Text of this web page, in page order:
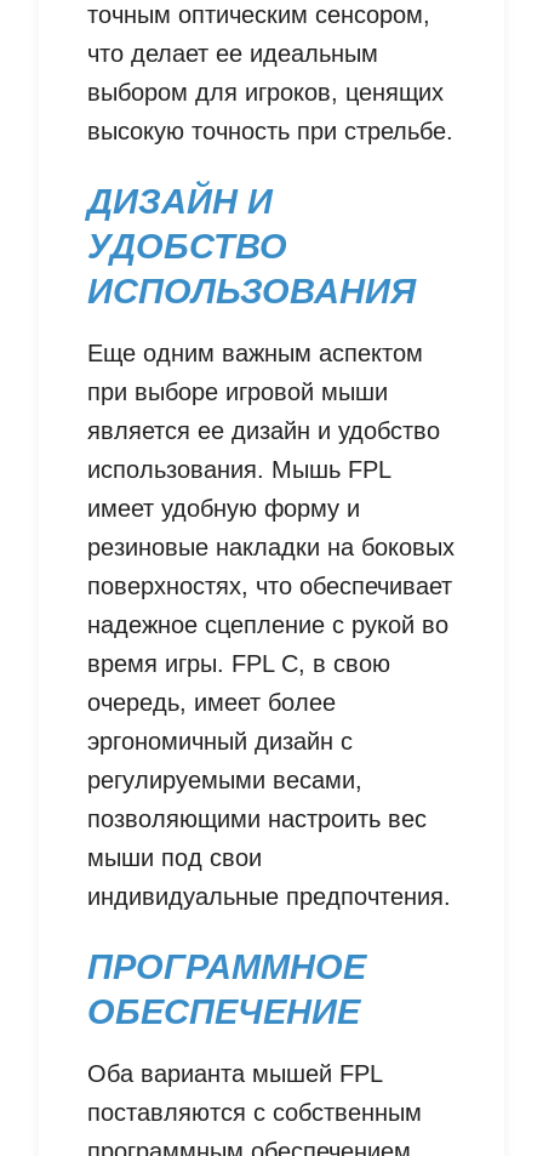
точным оптическим сенсором,
что делает ее идеальным
выбором для игроков, ценящих
высокую точность при стрельбе.
ДИЗАЙН И
УДОБСТВО
ИСПОЛЬЗОВАНИЯ
Еще одним важным аспектом
при выборе игровой мыши
является ее дизайн и удобство
использования. Мышь FPL
имеет удобную форму и
резиновые накладки на боковых
поверхностях, что обеспечивает
надежное сцепление с рукой во
время игры. FPL C, в свою
очередь, имеет более
эргономичный дизайн с
регулируемыми весами,
позволяющими настроить вес
мыши под свои
индивидуальные предпочтения.
ПРОГРАММНОЕ
ОБЕСПЕЧЕНИЕ
Оба варианта мышей FPL
поставляются с собственным